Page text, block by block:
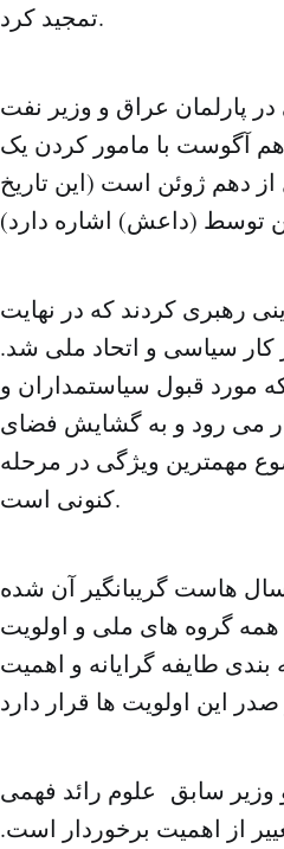
تمجید کرد.
پارلمان عراق و وزیر نفت
آگوست با مامور کردن یک
دهم ژوئن است (این تاریخ
رهبری کردند که در نهایت
کار سیاسی و اتحاد ملی شد.
مورد قبول سیاستمداران و
می رود و به گشایش فضای
مهمترین ویژگی در مرحله
کنونی است.
هاست گریبانگیر آن شده
گروه های ملی و اولویت
طایفه گرایانه و اهمیت
سابق علوم رائد فهمی
از اهمیت برخوردار است.